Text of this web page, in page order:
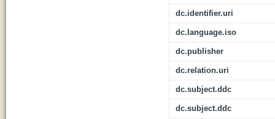
dc.identifier.uri
dc.language.iso
dc.publisher
dc.relation.uri
dc.subject.ddc
dc.subject.ddc